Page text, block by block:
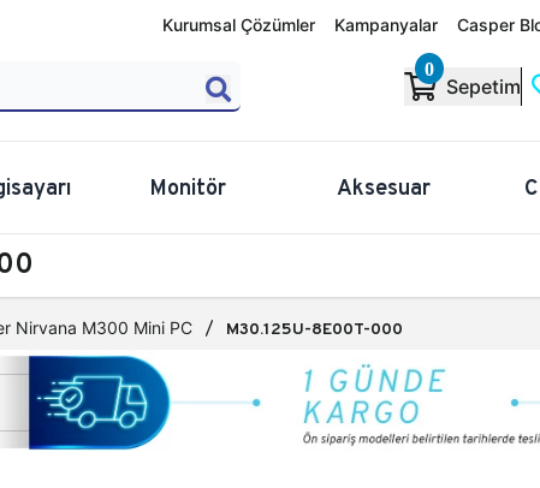
Kurumsal Çözümler Kampanyalar Casper
0
Sepetim
Monitör Aksesuar
Nirvana M300 Mini PC M30.125U-8E00T-000